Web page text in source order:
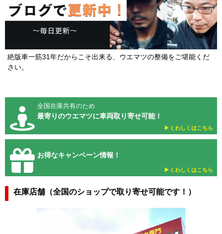
絶版車一筋31年だからこそ出来る、ウエマツの整備をご堪能くだ
さい。
全国在庫共有のため
最寄りのウエマツに車両取り寄せ可能！
▶︎くわしくはこちら
お得なキャンペーン情報！
▶︎くわしくはこちら
在庫店舗（全国のショップで取り寄せ可能です！）